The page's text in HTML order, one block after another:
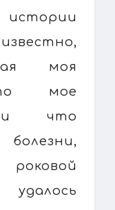
моя
мое
и что